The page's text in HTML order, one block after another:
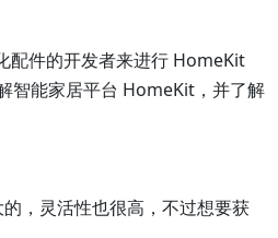
配件的开发者来进行 HomeKit
智能家居平台 HomeKit，并了解
，灵活性也很高，不过想要获